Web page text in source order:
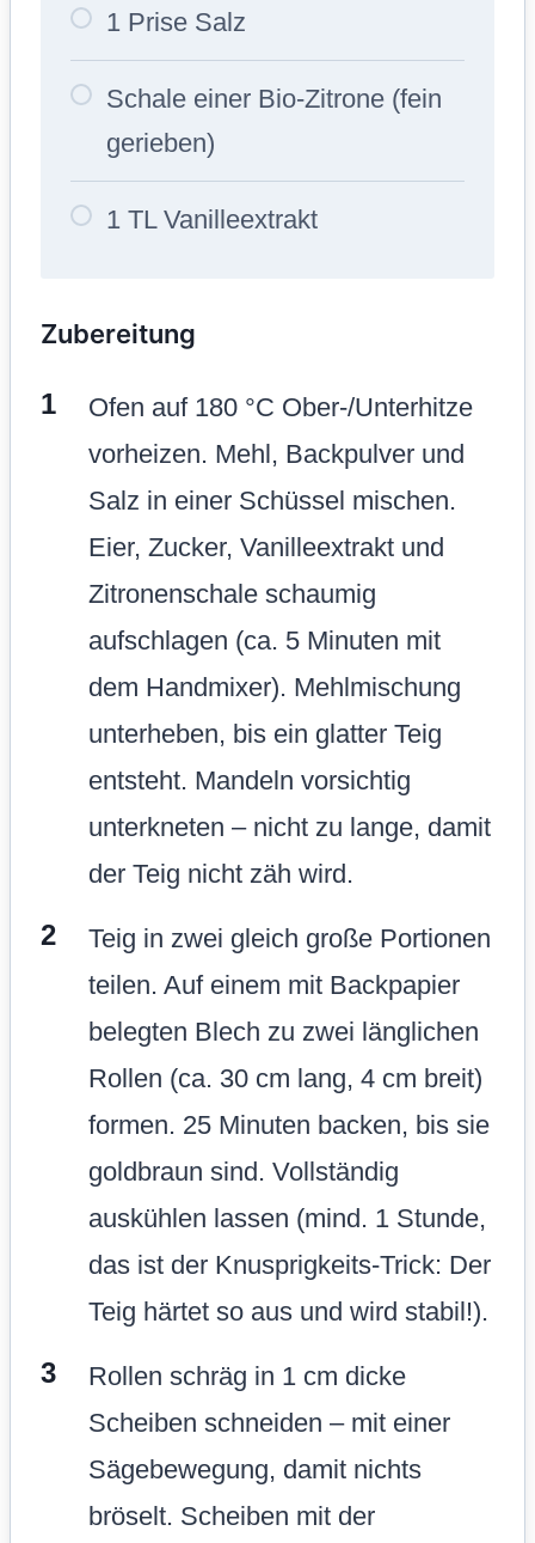
1 Prise Salz
Schale einer Bio-Zitrone (fein
gerieben)
1 TL Vanilleextrakt
Zubereitung
Ofen auf 180 °C Ober-/Unterhitze
vorheizen. Mehl, Backpulver und
Salz in einer Schüssel mischen.
Eier, Zucker, Vanilleextrakt und
Zitronenschale schaumig
aufschlagen (ca. 5 Minuten mit
dem Handmixer). Mehlmischung
unterheben, bis ein glatter Teig
entsteht. Mandeln vorsichtig
unterkneten – nicht zu lange, damit
der Teig nicht zäh wird.
Teig in zwei gleich große Portionen
teilen. Auf einem mit Backpapier
belegten Blech zu zwei länglichen
Rollen (ca. 30 cm lang, 4 cm breit)
formen. 25 Minuten backen, bis sie
goldbraun sind. Vollständig
auskühlen lassen (mind. 1 Stunde,
das ist der Knusprigkeits-Trick: Der
Teig härtet so aus und wird stabil!).
Rollen schräg in 1 cm dicke
Scheiben schneiden – mit einer
Sägebewegung, damit nichts
bröselt. Scheiben mit der